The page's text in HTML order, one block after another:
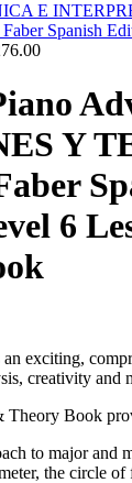
E
Spanish
Y
6
exciting,
creativity and
Theory Book
to major and
the circle